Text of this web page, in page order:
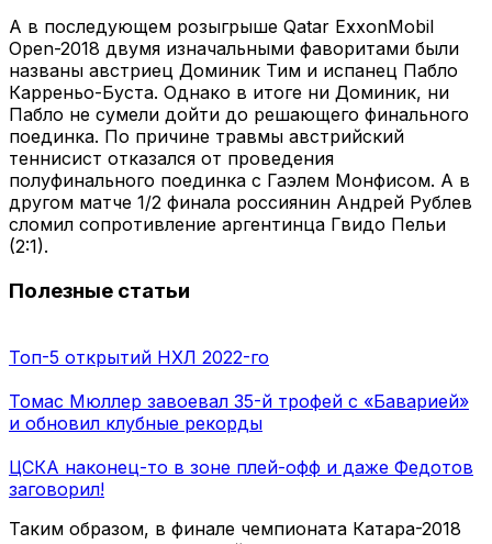
А в последующем розыгрыше Qatar ExxonMobil
Open-2018 двумя изначальными фаворитами были
названы австриец Доминик Тим и испанец Пабло
Карреньо-Буста. Однако в итоге ни Доминик, ни
Пабло не сумели дойти до решающего финального
поединка. По причине травмы австрийский
теннисист отказался от проведения
полуфинального поединка с Гаэлем Монфисом. А в
другом матче 1/2 финала россиянин Андрей Рублев
сломил сопротивление аргентинца Гвидо Пельи
(2:1).
Полезные статьи
Топ-5 открытий НХЛ 2022-го
Томас Мюллер завоевал 35-й трофей с «Баварией»
и обновил клубные рекорды
ЦСКА наконец-то в зоне плей-офф и даже Федотов
заговорил!
Таким образом, в финале чемпионата Катара-2018